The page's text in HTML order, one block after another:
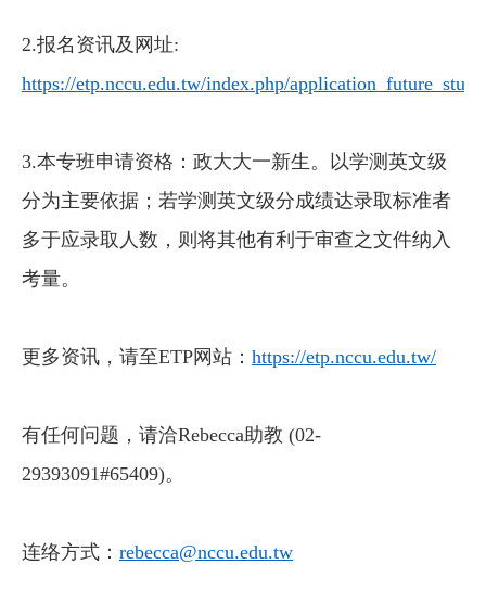
2.报名资讯及网址:
https://etp.nccu.edu.tw/index.php/
3.本专班申请资格：政大大一新生。以学测英文级
分为主要依据；若学测英文级分成绩达录取标准者
多于应录取人数，则将其他有利于审查之文件纳入
考量。
更多资讯，请至ETP网站： https://etp.nccu.edu.tw/
有任何问题，请洽Rebecca助教 (02-
29393091#65409)。
连络方式： rebecca@nccu.edu.tw